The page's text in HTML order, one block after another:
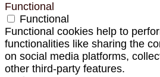
Functional
Functional
Functional cookies help to
functionalities like sharing the
on social media platforms,
other third-party features.